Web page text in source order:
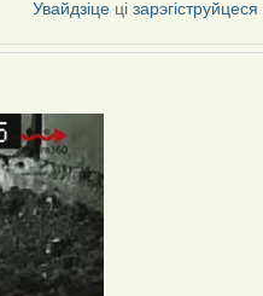
Увайдзіце цізарэгіструйцеся